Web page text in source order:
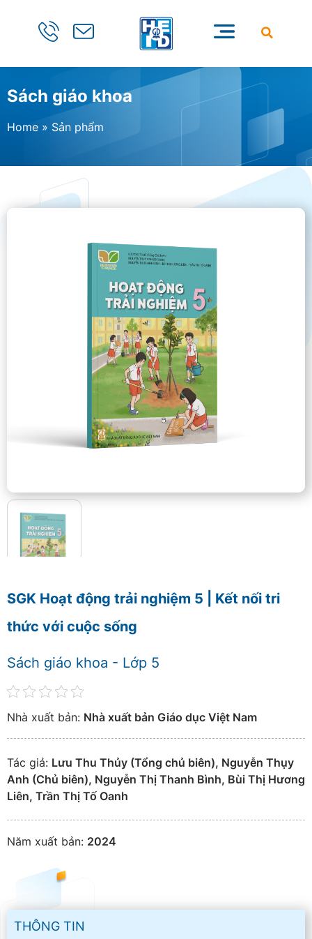
Sách giáo khoa
Home » Sản phẩm
SGK Hoạt động trải nghiệm 5 | Kết nối tri
thức với cuộc sống
Sách giáo khoa - Lớp 5
Nhà xuất bản: Nhà xuất bản Giáo dục Việt Nam
Tác giả: Lưu Thu Thủy (Tổng chủ biên), Nguyễn Thụy
Anh (Chủ biên), Nguyễn Thị Thanh Bình, Bùi Thị Hương
Liên, Trần Thị Tố Oanh
Năm xuất bản: 2024
THÔNG TIN